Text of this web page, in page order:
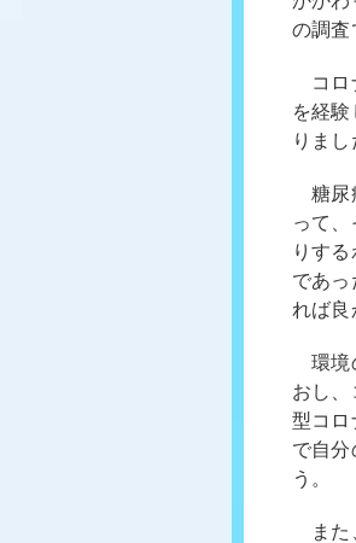
の調査
コロ
を経
りまし
糖尿
って
りす
であ
れば良
環境
おし
型コロ
で自分
う。
また